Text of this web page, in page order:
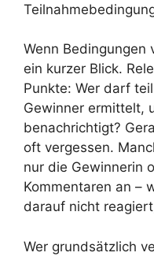
Wenn Bedingungen
ein kurzer Blick.
Punkte: Wer darf
Gewinner ermittelt,
benachrichtigt?
oft vergessen.
nur die Gewinnerin
Kommentaren an –
darauf nicht
Wer grundsätzlich